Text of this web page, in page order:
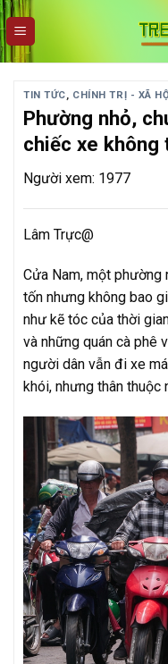
Skip
to
content
TIN TỨC, CHÍNH TRỊ - XÃ
Phường nhỏ,
chiếc xe không
Người xem: 1977
Lâm Trực@
Cửa Nam, một phường
tốn nhưng không bao
như kẽ tóc của thời
và những quán cà phê
người dân vẫn đi xe
khói, nhưng thân thuộc